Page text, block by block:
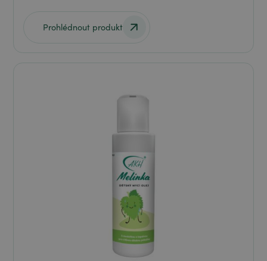
Prohlédnout produkt